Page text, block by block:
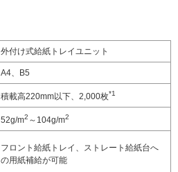
外付け式給紙トレイユニット
A4、B5
積載高220mm以下、2,000枚*1
52g/m2 ～104g/m2
フロント給紙トレイ、ストレート給紙台へ
の用紙補給が可能